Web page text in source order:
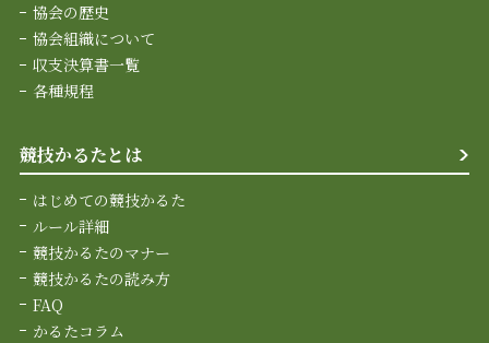
協会の歴史
協会組織について
収支決算書一覧
各種規程
競技かるたとは
はじめての競技かるた
ルール詳細
競技かるたのマナー
競技かるたの読み方
FAQ
かるたコラム